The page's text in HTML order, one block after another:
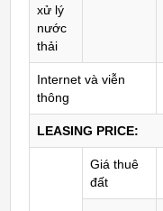
xử lý
nước
thải
Internet và viễn
thông
LEASING PRICE:
Giá thuê
đất